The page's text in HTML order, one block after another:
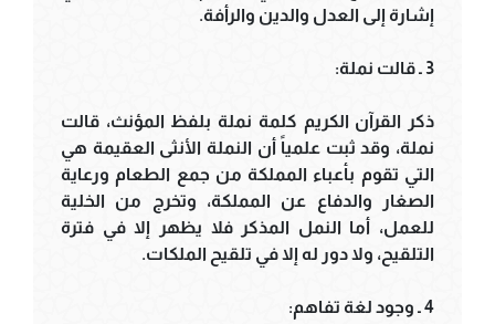
إشارة إلى العدل والدين والرأفة.
3 ـ قالت نملة:
ذكر القرآن الكريم كلمة نملة بلفظ المؤنث، قالت
نملة، وقد ثبت علمياً أن النملة الأنثى العقيمة هي
التي تقوم بأعباء المملكة من جمع الطعام ورعاية
الصغار والدفاع عن المملكة، وتخرج من الخلية
للعمل، أما النمل المذكر فلا يظهر إلا في فترة
التلقيح، ولا دور له إلا في تلقيح الملكات.
4 ـ وجود لغة تفاهم: